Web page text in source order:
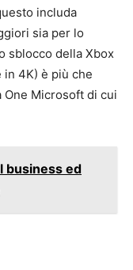
includa
sia per lo
sblocco della Xbox
in 4K) è più che
One Microsoft di cui
business ed